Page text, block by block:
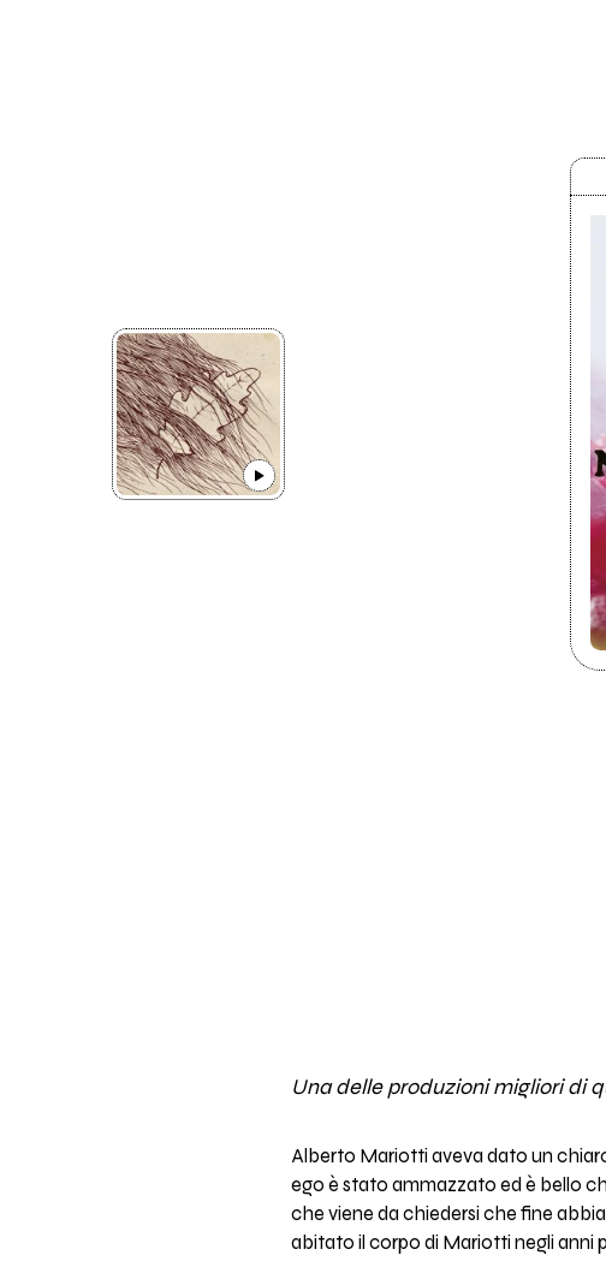
Una delle produzioni migliori di
Alberto Mariotti aveva dato un
ego è stato ammazzato ed è bello
che viene da chiedersi che fine
abitato il corpo di Mariotti negli anni